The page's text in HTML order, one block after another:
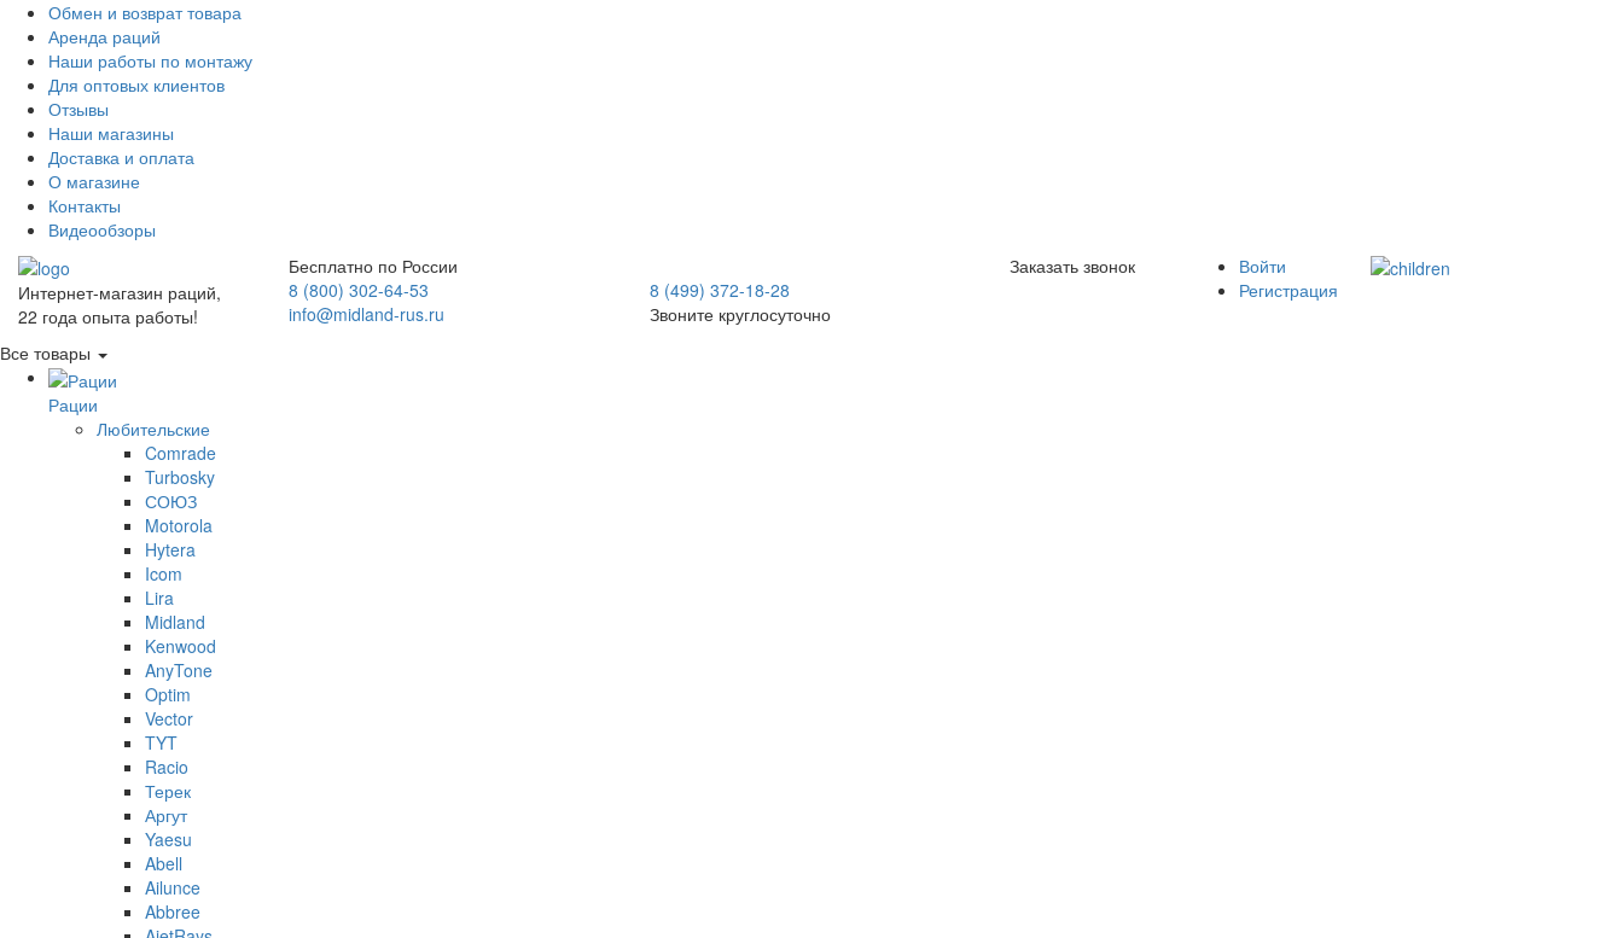
Обмен и возврат товара
Аренда раций
Наши работы по монтажу
Для оптовых клиентов
Отзывы
Наши магазины
Доставка и оплата
О магазине
Контакты
Видеообзоры
Интернет-магазин раций,
22 года опыта работы!
Бесплатно по России
8 (800) 302-64-53
info@midland-rus.ru
8 (499) 372-18-28
Звоните круглосуточно
Заказать звонок
Войти
Регистрация
Все товары
Рации
Любительские
Comrade
Turbosky
СОЮЗ
Motorola
Hytera
Icom
Lira
Midland
Kenwood
AnyTone
Optim
Vector
TYT
Racio
Терек
Аргут
Yaesu
Abell
Ailunce
Abbree